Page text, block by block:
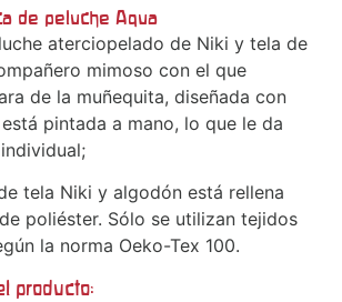
de peluche Aqua
aterciopelado de Niki y tela de
mimoso con el que
de la muñequita, diseñada con
pintada a mano, lo que le da
tela Niki y algodón está rellena
poliéster. Sólo se utilizan tejidos
la norma Oeko-Tex 100.
producto: